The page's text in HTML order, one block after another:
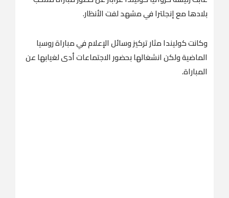
بلادها مع إنجلترا في مشهد لفت الأنظار.
وكانت كوليندا مثار تركيز وسائل الإعلام في مباراة روسيا
الماضية ولكن انشغالها بحضور الاجتماعات أدى لغيابها عن
المباراة.